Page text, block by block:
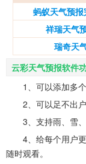
蚂蚁天气预报
祥瑞天气
瑞奇天
云彩天气预报软件
1、可以添加多
2、可以足不出
3、支持雨、雪
4、给每个用户
随时观看。